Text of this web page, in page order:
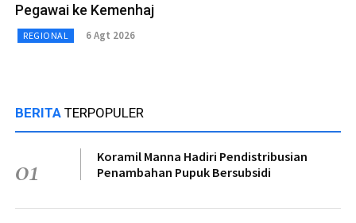
Pegawai ke Kemenhaj
REGIONAL 6 Agt 2026
BERITA TERPOPULER
01
Koramil Manna Hadiri Pendistribusian
Penambahan Pupuk Bersubsidi